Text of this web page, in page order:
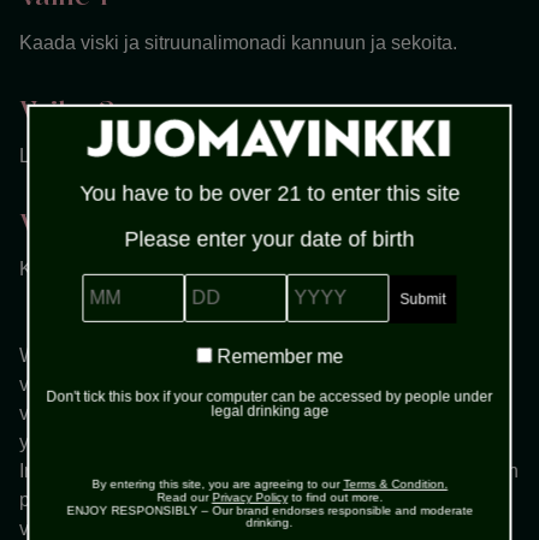
Kaada viski ja sitruunalimonadi kannuun ja sekoita.
Vaihe 2
Lisää joukkoon runsaasti jäitä.
Vaihe 3
Koristele booli sitruuna- tai limelohkoilla.
Whiskey Lemonade on yksi helpoimmista tavoista nauttia
viskistä kesäiseen tyyliin. Tämä juoma on täydellinen
valinta aloittelijalle, sillä valmistus vaatii vain kolme
yksinkertaista ainesosaa eikä lainkaan erityisvälineitä.
Irlantilaisen viskin pehmeä maku kohtaa sitruunalimonadin
pirskahtelevan raikkauden, ja lopputuloksena syntyy
virkistävä ja helposti lähestyttävä cocktail, joka toimii niin
You have to be over 21 to enter this site
Please enter your date of birth
MM DD YYYY
Remember
Remember me
Don't tick this box if your computer can be accessed by people under
legal drinking age
By entering this site, you are agreeing to ourTerms & Condition.
Read our Privacy Policyto find out more.
ENJOY RESPONSIBLY – Our brand endorses responsible and moderate
drinking.